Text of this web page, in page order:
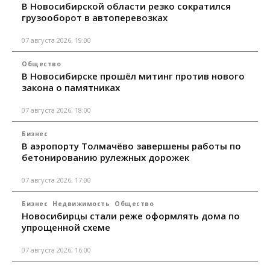
В Новосибирской области резко сократился
грузооборот в автоперевозках
07 августа 2026, 19:00
Общество
В Новосибирске прошёл митинг против нового
закона о памятниках
07 августа 2026, 18:00
Бизнес
В аэропорту Толмачёво завершены работы по
бетонированию рулежных дорожек
07 августа 2026, 17:00
Бизнес Недвижимость Общество
Новосибирцы стали реже оформлять дома по
упрощенной схеме
07 августа 2026, 16:00